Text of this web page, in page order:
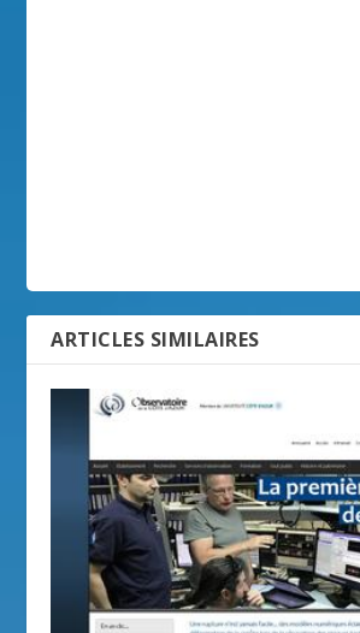
ARTICLES SIMILAIRES